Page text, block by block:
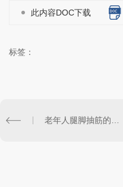
此内容DOC下载
标签：